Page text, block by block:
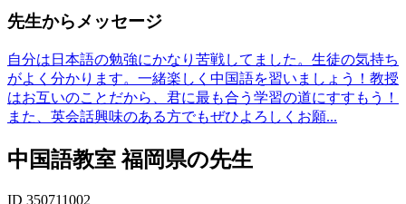
先生からメッセージ
自分は日本語の勉強にかなり苦戦してました。生徒の気持ち
がよく分かります。一緒楽しく中国語を習いましょう！教授
はお互いのことだから、君に最も合う学習の道にすすもう！
また、英会話興味のある方でもぜひよろしくお願...
中国語教室 福岡県の先生
ID 350711002